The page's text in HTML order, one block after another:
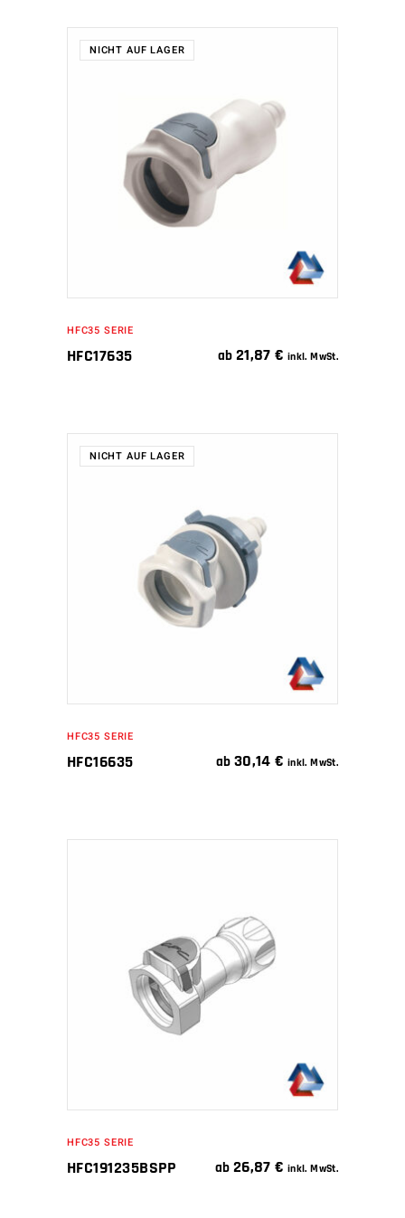
NICHT AUF LAGER
WEITERLESEN
HFC35 SERIE
HFC17635 ab 21,87€ inkl. MwSt.
NICHT AUF LAGER
WEITERLESEN
HFC35 SERIE
HFC16635 ab 30,14€ inkl. MwSt.
IN DEN WARENKORB
HFC35 SERIE
HFC191235BSPP ab 26,87€ inkl. MwSt.